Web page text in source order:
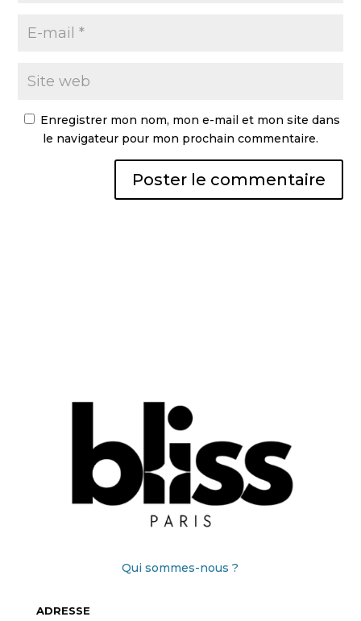
Enregistrer mon nom, mon e-mail et mon site dans
le navigateur pour mon prochain commentaire.
Qui sommes-nous ?
ADRESSE